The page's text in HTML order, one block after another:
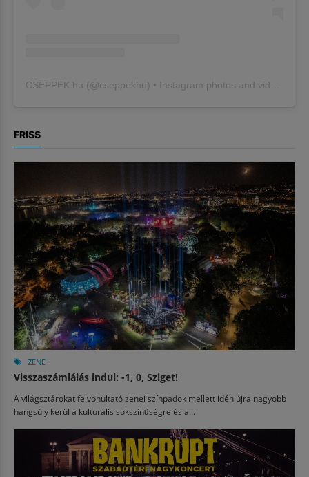
CSEPPEK.hu (@cseppekhu ) • Instagram photos and videos
FRISS
ZENE
Visszaszámlálás indul: -1, 0, Sziget!
A világsztárokat felvonultató zenei színpadok mellett idén újra nagyobb
hangsúly kerül a kulturális sokszínűségre és a...